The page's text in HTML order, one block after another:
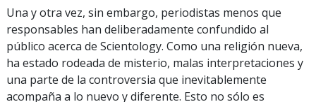
Una y otra vez, sin embargo, periodistas menos que
responsables han deliberadamente confundido al
público acerca de Scientology. Como una religión nueva,
ha estado rodeada de misterio, malas interpretaciones y
una parte de la controversia que inevitablemente
acompaña a lo nuevo y diferente. Esto no sólo es